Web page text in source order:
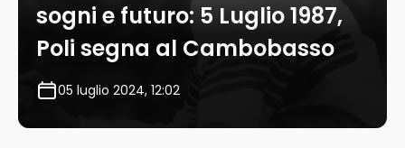
sogni e futuro: 5 Luglio 1987,
Poli segna al Cambobasso
05 luglio 2024, 12:02